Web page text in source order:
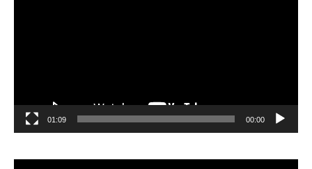
00:00
01:09